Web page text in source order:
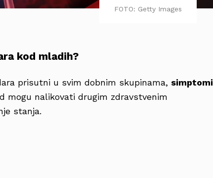
FOTO: Getty Images
kod mladih?
prisutni u svim dobnim skupinama, simptomi
mogu nalikovati drugim zdravstvenim
stanja.